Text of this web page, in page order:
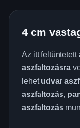
4 cm
Az itt feltüntetett
aszfaltozásra
lehet udvar
aszfaltozás,
aszfaltozás